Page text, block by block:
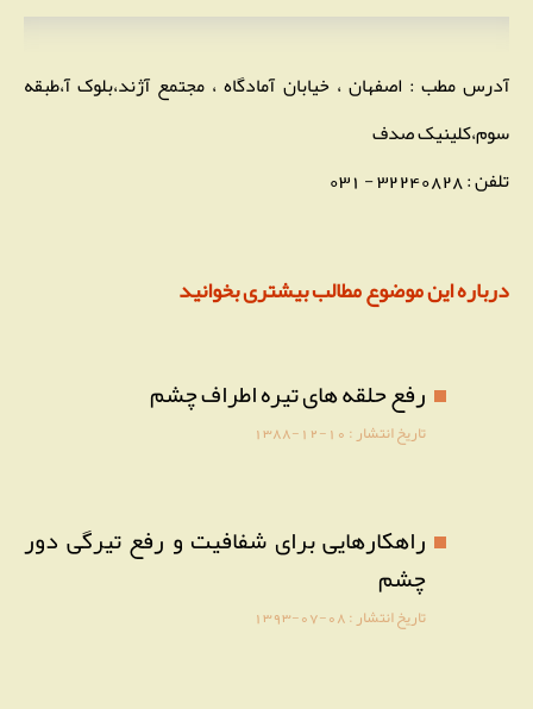
آدرس مطب : اصفهان ، خیابان آمادگاه ، مجتمع آژند،بلوک آ،طبقه
سوم،کلینیک صدف
تلفن : 32240828 - 031
درباره این موضوع مطالب بیشتری بخوانید
رفع حلقه های تیره اطراف چشم
تاریخ انتشار :1388-12-10
راهکارهایی برای شفافیت و رفع تیرگی دور
چشم
تاریخ انتشار :1393-07-08